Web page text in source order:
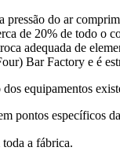
pressão do ar
de 20% de todo o
adequada de
Bar Factory e é
equipamentos
pontos específicos
toda a fábrica.